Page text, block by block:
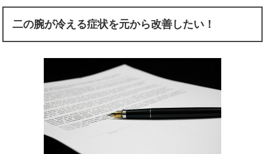
二の腕が冷える症状を元から改善したい！